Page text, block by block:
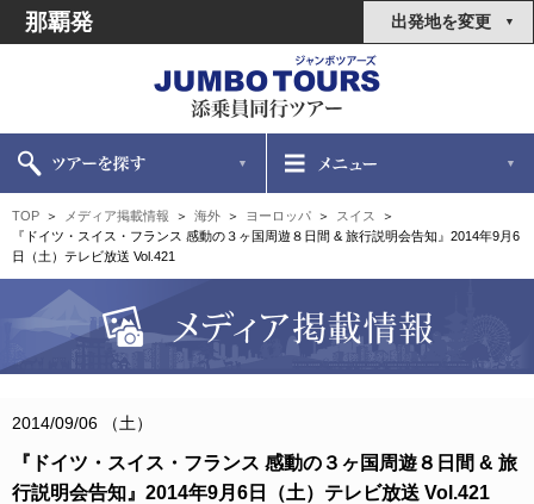
那覇発 出発地を変更
TOP メディア掲載情報 海外 ヨーロッパ
スイス
『ドイツ・スイス・フランス 感動の３ヶ国周遊８日間 & 旅行説明会告知』2014年9月6
日（土）テレビ放送 Vol.421
2014/09/06 （土）
『ドイツ・スイス・フランス 感動の３ヶ国周遊８日間 & 旅
行説明会告知』2014年9月6日（土）テレビ放送 Vol.421